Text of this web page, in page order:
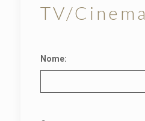
TV/Cinema
Nome: